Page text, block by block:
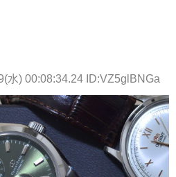
水) 00:08:34.24 ID:VZ5glBNGa